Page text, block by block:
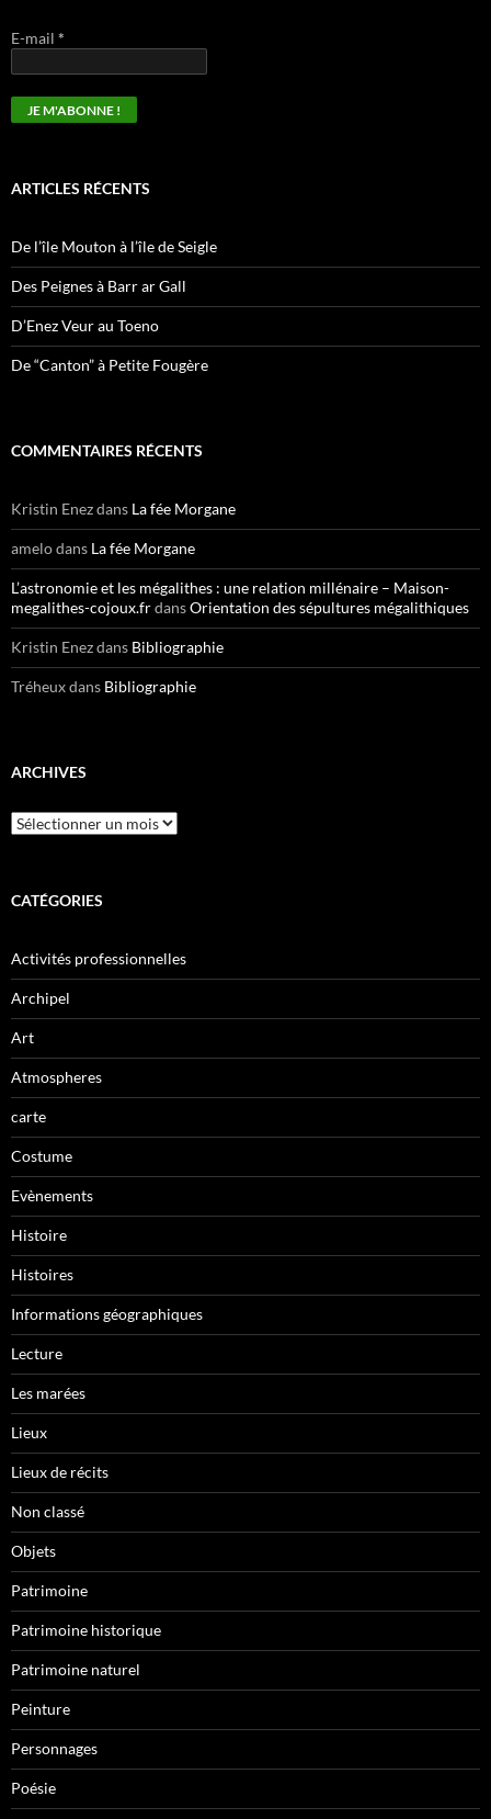
E-mail *
ARTICLES RÉCENTS
De l’île Mouton à l’île de Seigle
Des Peignes à Barr ar Gall
D’Enez Veur au Toeno
De “Canton” à Petite Fougère
COMMENTAIRES RÉCENTS
Kristin Enezdans La fée Morgane
amelodans La fée Morgane
L’astronomie et les mégalithes : une relation millénaire – Maison-
megalithes-cojoux.frdansOrientation des sépultures mégalithiques
Kristin Enezdans Bibliographie
Tréheuxdans Bibliographie
ARCHIVES
CATÉGORIES
Activités professionnelles
Archipel
Art
Atmospheres
carte
Costume
Evènements
Histoire
Histoires
Informations géographiques
Lecture
Les marées
Lieux
Lieux de récits
Non classé
Objets
Patrimoine
Patrimoine historique
Patrimoine naturel
Peinture
Personnages
Poésie